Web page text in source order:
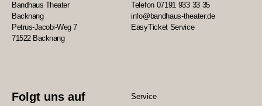
Bandhaus Theater
Backnang
Petrus-Jacobi-Weg 7
71522 Backnang
Telefon 07191 933 33 35
info@bandhaus-theater.de
EasyTicket Service
Folgt uns auf
Service